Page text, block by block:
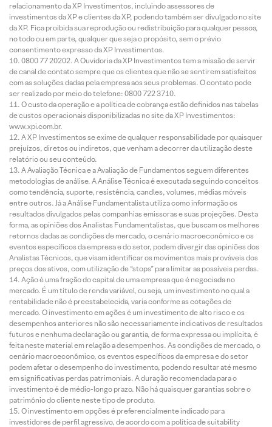
relacionamento da XP Investimentos, incluindo assessores de
investimentos da XP e clientes da XP, podendo também ser divulgado no site
da XP. Fica proibida sua reprodução ou redistribuição para qualquer pessoa,
no todo ou em parte, qualquer que seja o propósito, sem o prévio
consentimento expresso da XP Investimentos.
0800 77 20202. A Ouvidoria da XP Investimentos tem a missão de servir
de canal de contato sempre que os clientes que não se sentirem satisfeitos
com as soluções dadas pela empresa aos seus problemas. O contato pode
ser realizado por meio do telefone: 0800 722 3710.
O custo da operação e a política de cobrança estão definidos nas tabelas
de custos operacionais disponibilizadas no site da XP Investimentos:
www.xpi.com.br.
A XP Investimentos se exime de qualquer responsabilidade por quaisquer
prejuízos, diretos ou indiretos, que venham a decorrer da utilização deste
relatório ou seu conteúdo.
A Avaliação Técnica e a Avaliação de Fundamentos seguem diferentes
metodologias de análise. A Análise Técnica é executada seguindo conceitos
como tendência, suporte, resistência, candles, volumes, médias móveis
entre outros. Já a Análise Fundamentalista utiliza como informação os
resultados divulgados pelas companhias emissoras e suas projeções. Desta
forma, as opiniões dos Analistas Fundamentalistas, que buscam os melhores
retornos dadas as condições de mercado, o cenário macroeconômico e os
eventos específicos da empresa e do setor, podem divergir das opiniões dos
Analistas Técnicos, que visam identificar os movimentos mais prováveis dos
preços dos ativos, com utilização de “stops” para limitar as possíveis perdas.
Ação é uma fração do capital de uma empresa que é negociada no
mercado. É um título de renda variável, ou seja, um investimento no qual a
rentabilidade não é preestabelecida, varia conforme as cotações de
mercado. O investimento em ações é um investimento de alto risco e os
desempenhos anteriores não são necessariamente indicativos de resultados
futuros e nenhuma declaração ou garantia, de forma expressa ou implícita, é
feita neste material em relação a desempenhos. As condições de mercado, o
cenário macroeconômico, os eventos específicos da empresa e do setor
podem afetar o desempenho do investimento, podendo resultar até mesmo
em significativas perdas patrimoniais. A duração recomendada para o
investimento é de médio-longo prazo. Não há quaisquer garantias sobre o
patrimônio do cliente neste tipo de produto.
O investimento em opções é preferencialmente indicado para
investidores de perfil agressivo, de acordo com a política de suitability